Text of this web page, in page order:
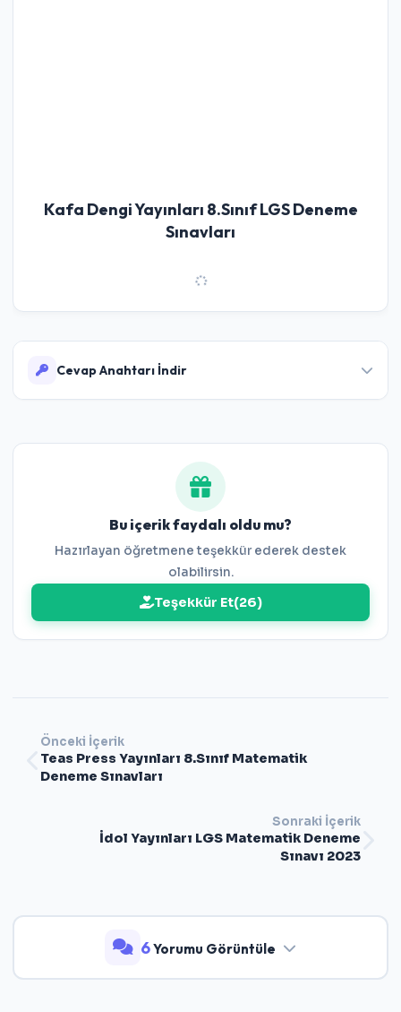
Kafa Dengi Yayınları 8.Sınıf LGS Deneme
Sınavları
Cevap Anahtarı İndir
Deneme Sınavı 2 Cevap Anahtarı
Bu içerik faydalı oldu mu?
Hazırlayan öğretmene teşekkür ederek destek
olabilirsin.
Teşekkür Et(26)
Önceki İçerik
Teas Press Yayınları 8.Sınıf Matematik
Deneme Sınavları
Sonraki İçerik
İdol Yayınları LGS Matematik Deneme
Sınavı 2023
6Yorumu Görüntüle